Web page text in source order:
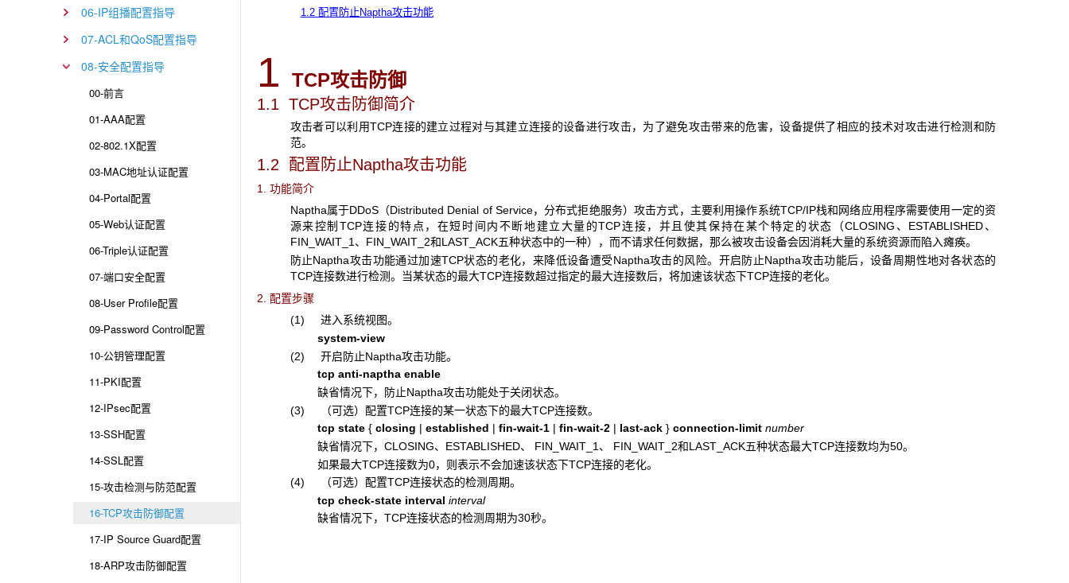
06-IP组播配置指导
07-ACL和QoS配置指导
08-安全配置指导
00-前言
01-AAA配置
02-802.1X配置
03-MAC地址认证配置
04-Portal配置
05-Web认证配置
06-Triple认证配置
07-端口安全配置
08-User Profile配置
09-Password Control配置
10-公钥管理配置
11-PKI配置
12-IPsec配置
13-SSH配置
14-SSL配置
15-攻击检测与防范配置
16-TCP攻击防御配置
17-IP Source Guard配置
18-ARP攻击防御配置
1.2 配置防止Naptha攻击功能
1 TCP攻击防御
1.1 TCP攻击防御简介
攻击者可以利用TCP连接的建立过程对与其建立连接的设备进行攻击，为了避免攻击带来的危害，设备提供了相应的技术对攻击进行检测和防
范。
1.2 配置防止Naptha攻击功能
1. 功能简介
Naptha属于DDoS（Distributed Denial of Service，分布式拒绝服务）攻击方式，主要利用操作系统TCP/IP栈和网络应用程序需要使用一定的资
源来控制TCP连接的特点，在短时间内不断地建立大量的TCP连接，并且使其保持在某个特定的状态（CLOSING、ESTABLISHED、
FIN_WAIT_1、FIN_WAIT_2和LAST_ACK五种状态中的一种），而不请求任何数据，那么被攻击设备会因消耗大量的系统资源而陷入瘫痪。
防止Naptha攻击功能通过加速TCP状态的老化，来降低设备遭受Naptha攻击的风险。开启防止Naptha攻击功能后，设备周期性地对各状态的
TCP连接数进行检测。当某状态的最大TCP连接数超过指定的最大连接数后，将加速该状态下TCP连接的老化。
2. 配置步骤
(1) 进入系统视图。
system-view
(2) 开启防止Naptha攻击功能。
tcp anti-naptha enable
缺省情况下，防止Naptha攻击功能处于关闭状态。
(3) （可选）配置TCP连接的某一状态下的最大TCP连接数。
tcp state {closing | established | fin-wait-1 | fin-wait-2 | last-ack }connection-limit number
缺省情况下，CLOSING、ESTABLISHED、 FIN_WAIT_1、 FIN_WAIT_2和LAST_ACK五种状态最大TCP连接数均为50。
如果最大TCP连接数为0，则表示不会加速该状态下TCP连接的老化。
(4) （可选）配置TCP连接状态的检测周期。
tcp check-state interval interval
缺省情况下，TCP连接状态的检测周期为30秒。